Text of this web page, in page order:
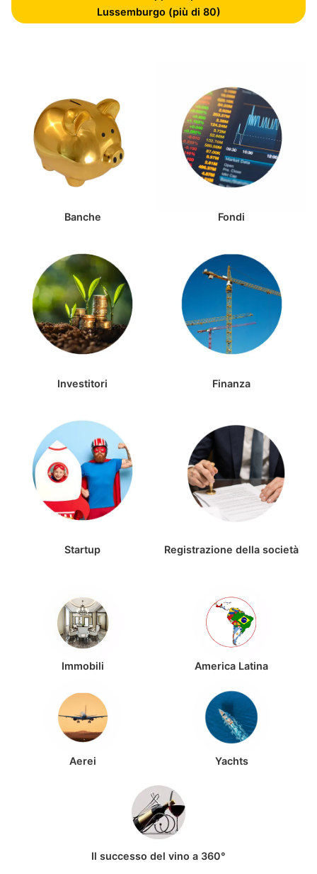
Lussemburgo (più di 80)
Banche Fondi
Investitori Finanza
Startup Registrazione della società
Immobili America Latina
Aerei Yachts
Il successo del vino a 360°